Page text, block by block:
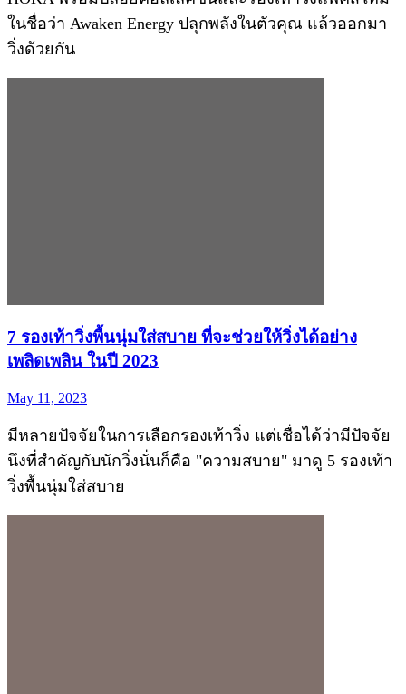
ในชื่อว่า Awaken Energy ปลุกพลังในตัวคุณ แล้วออกมา
วิ่งด้วยกัน
7 รองเท้าวิ่งพื้นนุ่มใส่สบาย ที่จะช่วยให้วิ่งได้อย่าง
เพลิดเพลิน ในปี 2023
May 11, 2023
มีหลายปัจจัยในการเลือกรองเท้าวิ่ง แต่เชื่อได้ว่ามีปัจจัย
นึงที่สำคัญกับนักวิ่งนั่นก็คือ "ความสบาย" มาดู 5 รองเท้า
วิ่งพื้นนุ่มใส่สบาย